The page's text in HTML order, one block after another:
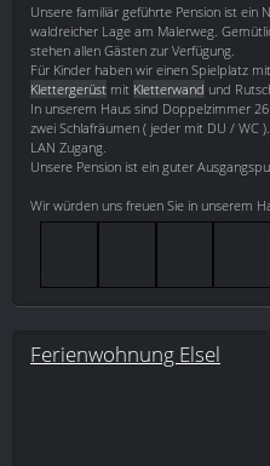
Unsere familiär geführte Pension ist ein
waldreicher Lage am Malerweg.
stehen allen Gästen zur Verfügung.
Für Kinder haben wir einen Spielplatz
Klettergerüst mit Kletterwand und
In unserem Haus sind Doppelzimmer
zwei Schlafräumen ( jeder mit DU / WC
LAN Zugang.
Unsere Pension ist ein guter
Wir würden uns freuen Sie in unserem
Ferienwohnung Elsel